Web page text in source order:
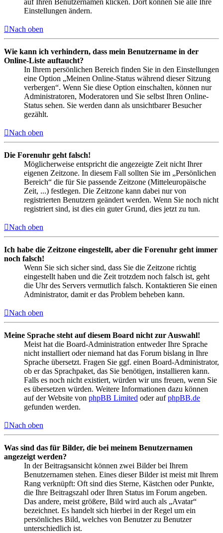
auf Ihren Benutzernamen klicken. Dort können Sie alle Ihre
Einstellungen ändern.
Nach oben
Wie kann ich verhindern, dass mein Benutzername in der
Online-Liste auftaucht?
In Ihrem persönlichen Bereich finden Sie in den Einstellungen
eine Option „Meinen Online-Status während dieser Sitzung
verbergen“. Wenn Sie diese Option einschalten, können nur
Administratoren, Moderatoren und Sie selbst Ihren Online-
Status sehen. Sie werden dann als unsichtbarer Besucher
gezählt.
Nach oben
Die Forenuhr geht falsch!
Möglicherweise entspricht die angezeigte Zeit nicht Ihrer
eigenen Zeitzone. In diesem Fall sollten Sie im „Persönlichen
Bereich“ die für Sie passende Zeitzone (Mitteleuropäische
Zeit, ...) festlegen. Die Zeitzone kann dabei nur von
registrierten Benutzern geändert werden. Wenn Sie noch nicht
registriert sind, ist dies ein guter Grund, dies jetzt zu tun.
Nach oben
Ich habe die Zeitzone eingestellt, aber die Forenuhr geht immer
noch falsch!
Wenn Sie sich sicher sind, dass Sie die Zeitzone richtig
eingestellt haben und die Zeit trotzdem noch falsch ist, geht
die Uhr des Servers vermutlich falsch. Kontaktieren Sie einen
Administrator, damit er das Problem beheben kann.
Nach oben
Meine Sprache steht auf diesem Board nicht zur Auswahl!
Meist hat die Board-Administration entweder Ihre Sprache
nicht installiert oder niemand hat das Forum bislang in Ihre
Sprache übersetzt. Fragen Sie ggf. einen Board-Administrator,
ob er das Sprachpaket, das Sie benötigen, installieren kann.
Falls es noch nicht existiert, würden wir uns freuen, wenn Sie
es übersetzen würden. Weitere Informationen dazu können
auf der Website von phpBB Limited oder aufphpBB.de
gefunden werden.
Nach oben
Was sind das für Bilder, die bei meinem Benutzernamen
angezeigt werden?
In der Beitragsansicht können zwei Bilder bei Ihrem
Benutzernamen stehen. Eines dieser Bilder ist meist mit Ihrem
Rang verknüpft: Oft sind dies Sterne, Kästchen oder Punkte,
die Ihre Beitragszahl oder Ihren Status im Forum angeben.
Das andere, meist größere, Bild wird auch als „Avatar“
bezeichnet. Es handelt sich hierbei in der Regel um ein
persönliches Bild, welches von Benutzer zu Benutzer
unterschiedlich ist.